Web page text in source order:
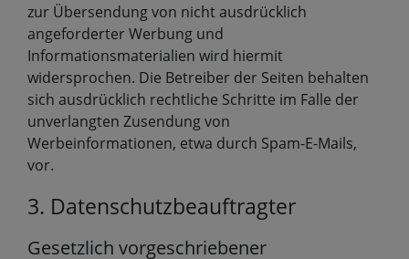
zur Übersendung von nicht ausdrücklich
angeforderter Werbung und
Informationsmaterialien wird hiermit
widersprochen. Die Betreiber der Seiten behalten
sich ausdrücklich rechtliche Schritte im Falle der
unverlangten Zusendung von
Werbeinformationen, etwa durch Spam-E-Mails,
vor.
3. Datenschutzbeauftragter
Gesetzlich vorgeschriebener